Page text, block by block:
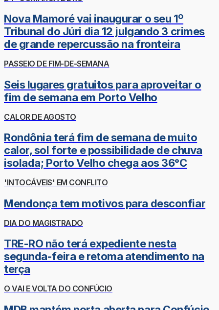
Nova Mamoré vai inaugurar o seu 1º
Tribunal do Júri dia 12 julgando 3 crimes
de grande repercussão na fronteira
PASSEIO DE FIM-DE-SEMANA
Seis lugares gratuitos para aproveitar o
fim de semana em Porto Velho
CALOR DE AGOSTO
Rondônia terá fim de semana de muito
calor, sol forte e possibilidade de chuva
isolada; Porto Velho chega aos 36°C
'INTOCÁVEIS' EM CONFLITO
Mendonça tem motivos para desconfiar
DIA DO MAGISTRADO
TRE-RO não terá expediente nesta
segunda-feira e retoma atendimento na
terça
O VAI E VOLTA DO CONFÚCIO